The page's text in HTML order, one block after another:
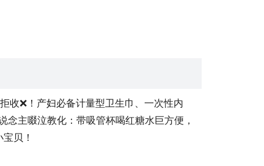
收❌！产妇必备计量型卫生巾、一次性内
主啜泣教化：带吸管杯喝红糖水巨方便，
贝！